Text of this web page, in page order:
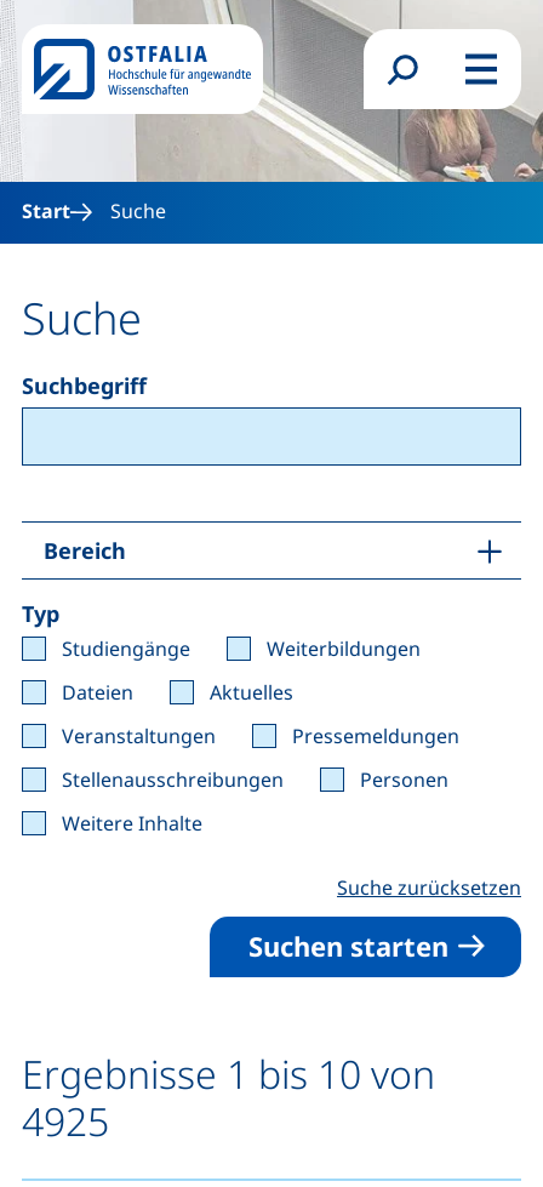
Direkt zum Inhalt
Suchformular
Menü
Start Suche
Suche
Suchbegriff
Bereich
Typ
Studiengänge
Weiterbildungen
Dateien
Aktuelles
Veranstaltungen
Pressemeldungen
Stellenausschreibungen
Personen
Weitere Inhalte
Suche zurücksetzen
Suchen starten
Ergebnisse 1 bis 10 von
4925